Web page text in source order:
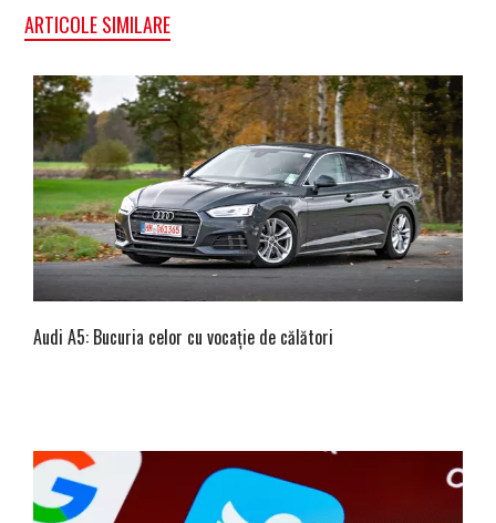
ARTICOLE SIMILARE
Audi A5: Bucuria celor cu vocație de călători